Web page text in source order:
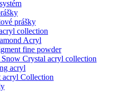
prášky
collection
Acryl
fine powder
Crystal acryl collection
acryl
Collection